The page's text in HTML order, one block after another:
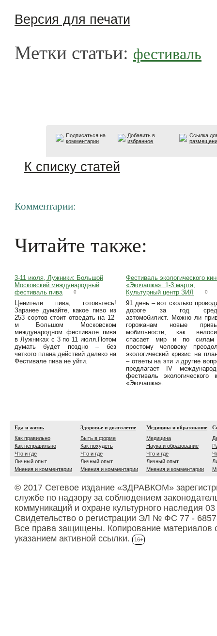
Версия для печати
Метки статьи: фестиваль
Подписаться на
комментарии
Добавить в
избранное
Ссылка
К списку статей
Комментарии:
Читайте также:
3-11 июля, Лужники: Большой
Московский международный
фестиваль пива
0
Ценители пива, готовьтесь!
Заранее думайте, какое пиво из
253 сортов стоит отведать на 12-
м Большом Московском
международном фестивале пива
в Лужниках с 3 по 11 июля.Потом
думать будет поздно – без
четкого плана действий далеко на
Фестивале пива не уйти.
Фестиваль экологического
«Экочашка»: 1-3 марта,
Культурный центр ЗИЛ
0
91 день – вот сколько
дороге за год
автомобилист. Можно ли
горожанам новые
мобильности, как
спасает мир и по
простому человеку
экологический кризис на
– ответы на эти и другие
предлагает IV
фестиваль экологического
«Экочашка».
Еда и жизнь
Как правильно
Как неправильно
Что и где
Личный опыт
Мнения и комментарии
Здоровье и долголетие
Быть в форме
Как похудеть
Что и где
Личный опыт
Мнения и комментарии
Медицина и образование
Медицина
Наука и образование
Что и где
Личный опыт
Мнения и комментарии
© 2017 Сетевое издание «ЗДРАВКОМ»
службе по надзору за соблюдением
коммуникаций и охране культурного наследия
Свидетельство о регистрации ЭЛ № ФС 77 -
Все права защищены. Копирование материалов
указанием активной ссылки.
16+